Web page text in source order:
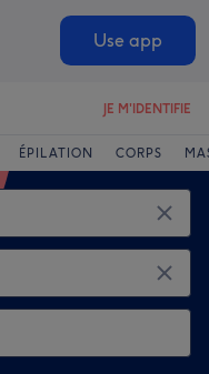
Use app
JE M'IDENTIFIE
ÉPILATION CORPS